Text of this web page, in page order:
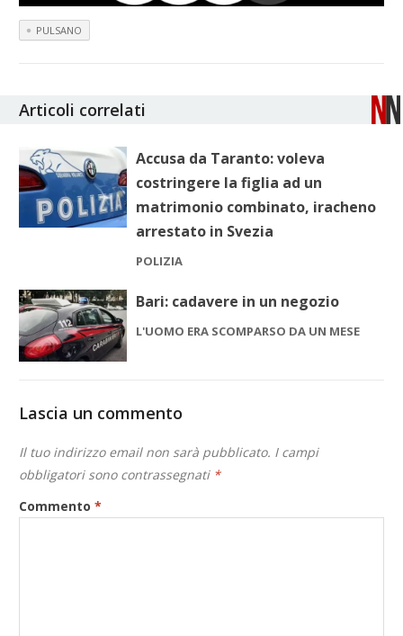
PULSANO
Articoli correlati
Accusa da Taranto: voleva
costringere la figlia ad un
matrimonio combinato, iracheno
arrestato in Svezia
POLIZIA
Bari: cadavere in un negozio
L'UOMO ERA SCOMPARSO DA UN MESE
Lascia un commento
Il tuo indirizzo email non sarà pubblicato. I campi
obbligatori sono contrassegnati *
Commento*